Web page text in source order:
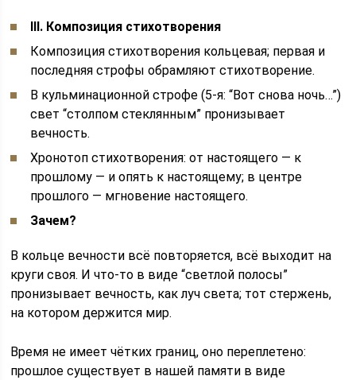
III. Композиция стихотворения
Композиция стихотворения кольцевая; первая и
последняя строфы обрамляют стихотворение.
В кульминационной строфе (5-я: “Вот снова ночь…”)
свет “столпом стеклянным” пронизывает
вечность.
Хронотоп стихотворения: от настоящего — к
прошлому — и опять к настоящему; в центре
прошлого — мгновение настоящего.
Зачем?
В кольце вечности всё повторяется, всё выходит на
круги своя. И что-то в виде “светлой полосы”
пронизывает вечность, как луч света; тот стержень,
на котором держится мир.
Время не имеет чётких границ, оно переплетено:
прошлое существует в нашей памяти в виде